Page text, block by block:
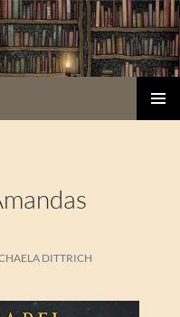
DITTRICH